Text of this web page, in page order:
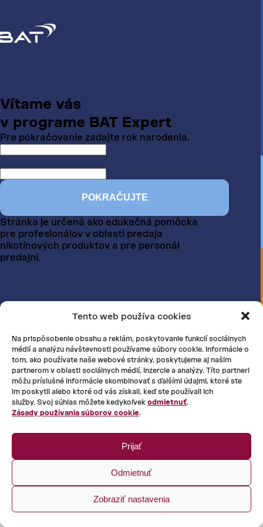
Tento web používa cookies
Na prispôsobenie obsahu a reklám, poskytovanie funkcií sociálnych
médií a analýzu návštevnosti používame súbory cookie. Informácie o
tom, ako používate naše webové stránky, poskytujeme aj našim
partnerom v oblasti sociálnych médií, inzercie a analýzy. Títo partneri
môžu príslušné informácie skombinovať s ďalšími údajmi, ktoré ste
im poskytli alebo ktoré od vás získali, keď ste používali ich
služby. Svoj súhlas môžete kedykoľvek odmietnuť.
Zásady používania súborov cookie.
Prijať
Odmietnuť
Zobraziť nastavenia
Vítame vás
v programe BAT Expert
Pre pokračovanie zadajte rok narodenia.
POKRAČUJTE
Stránka je určená ako edukačná pomôcka
pre profesionálov v oblasti predaja
nikotínových produktov a pre personál
predajní.